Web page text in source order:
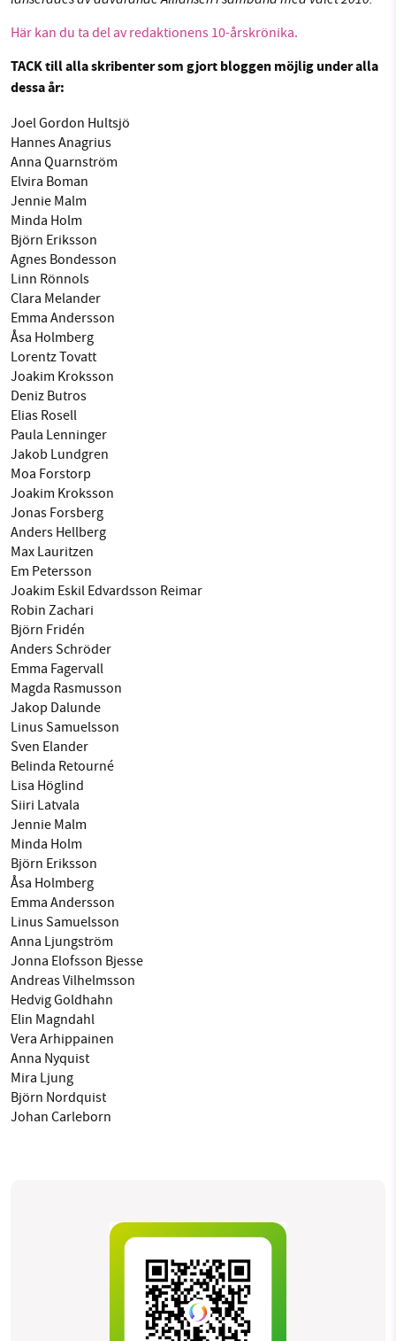
Här kan du ta del av redaktionens 10-årskrönika.
TACK till alla skribenter som gjort bloggen möjlig under alla
dessa år:
Joel Gordon Hultsjö
Hannes Anagrius
Anna Quarnström
Elvira Boman
Jennie Malm
Minda Holm
Björn Eriksson
Agnes Bondesson
Linn Rönnols
Clara Melander
Emma Andersson
Åsa Holmberg
Lorentz Tovatt
Joakim Kroksson
Deniz Butros
Elias Rosell
Paula Lenninger
Jakob Lundgren
Moa Forstorp
Joakim Kroksson
Jonas Forsberg
Anders Hellberg
Max Lauritzen
Em Petersson
Joakim Eskil Edvardsson Reimar
Robin Zachari
Björn Fridén
Anders Schröder
Emma Fagervall
Magda Rasmusson
Jakop Dalunde
Linus Samuelsson
Sven Elander
Belinda Retourné
Lisa Höglind
Siiri Latvala
Jennie Malm
Minda Holm
Björn Eriksson
Åsa Holmberg
Emma Andersson
Linus Samuelsson
Anna Ljungström
Jonna Elofsson Bjesse
Andreas Vilhelmsson
Hedvig Goldhahn
Elin Magndahl
Vera Arhippainen
Anna Nyquist
Mira Ljung
Björn Nordquist
Johan Carleborn